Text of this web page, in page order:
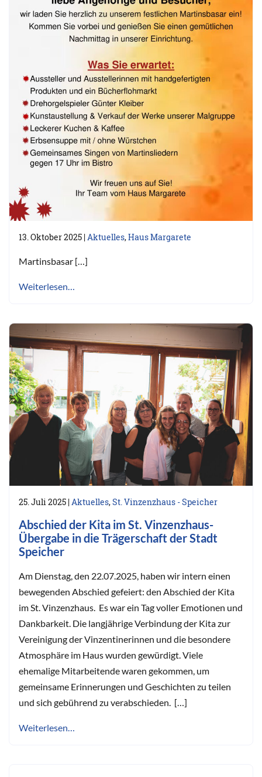
13. Oktober 2025 | Aktuelles,Haus Margarete
Martinsbasar […]
Weiterlesen…
25. Juli 2025 | Aktuelles,St. Vinzenzhaus - Speicher
Abschied der Kita im St. Vinzenzhaus-
Übergabe in die Trägerschaft der Stadt
Speicher
Am Dienstag, den 22.07.2025, haben wir intern einen
bewegenden Abschied gefeiert: den Abschied der Kita
im St. Vinzenzhaus. Es war ein Tag voller Emotionen und
Dankbarkeit. Die langjährige Verbindung der Kita zur
Vereinigung der Vinzentinerinnen und die besondere
Atmosphäre im Haus wurden gewürdigt. Viele
ehemalige Mitarbeitende waren gekommen, um
gemeinsame Erinnerungen und Geschichten zu teilen
und sich gebührend zu verabschieden. […]
Weiterlesen…